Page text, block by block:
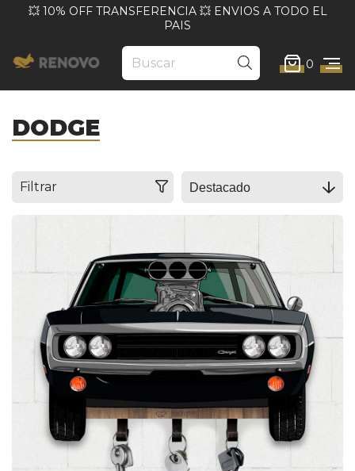
💥 10% OFF TRANSFERENCIA 💥 ENVIOS A TODO EL
PAIS
0
DODGE
Filtrar